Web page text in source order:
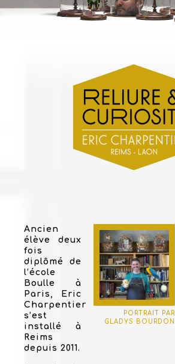
Ancien
élève deux
fois
diplômé de
l’école
Boulle à
Paris, Eric
Charpentier
s’est
installé à
Reims
depuis 2011.
PORTRAIT PAR
GLADYS BOURDON